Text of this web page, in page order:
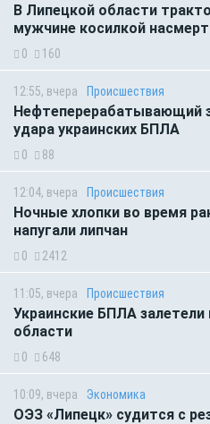
В Липецкой области
мужчине косилкой
0 160
12:55, вчера Происшествия
Нефтеперерабатывающий
удара украинских БПЛА
0 88
12:04, вчера Происшествия
Ночные хлопки во время
напугали липчан
0 2412
11:05, вчера Происшествия
Украинские БПЛА
области
0 648
10:09, вчера Экономика
ОЭЗ «Липецк» судится с